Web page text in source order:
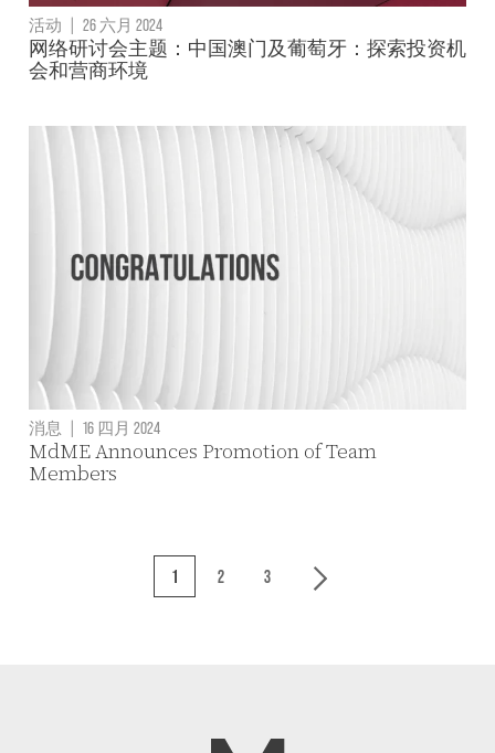
活动 | 26 六月 2024
网络研讨会主题：中国澳门及葡萄牙：探索投资机
会和营商环境
消息 16 四月 2024
MdME Announces Promotion of Team
Members
1 2 3